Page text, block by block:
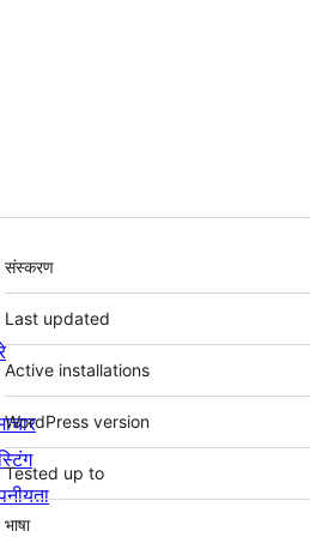
मेटा
संस्करण
Last updated
Active installations
WordPress version
Tested up to
भाषा